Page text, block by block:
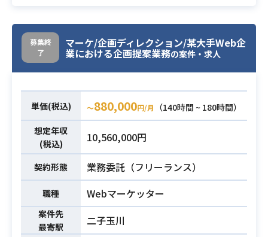
して円滑なコミュニケーションをと
・ステークホルダー間の協⼒を容易
にするプロセス改善、作成を⾏う。
・ ⾮プロジェクトマネージャーに対
る。
・3年以上のプロジェクトマネージメ
ント経験
・上位層マネージャー、プロダクト
マネージャー、エンジニア、QAなど
の様々なステークホルダーと共同で
きる強⼒なコミュニケーション能⼒
め、レポートを作成できる能⼒ (Micr
業務内容
アジャイル開発を進めているプロ
ジェクトにおいて、主にフロントエ
ンド領域の開発をご担当頂きます。
TypeScript、Flutter
【PJ管理・ツール】GitLab、Jira、C
必須スキル
・Flutterによる開発経験2年以上あ
る方
・アジャイル開発やペアプロ、モブ
プロによるチーム開発に抵抗がない
・アプリケーション開発 (WEB・ス
募集終
了
マーケ/企画ディレクション/某大手Web企
業における企画提案業務の案件・求人
単価(税込) 〜880,000円/月
（140時間 ~ 180時間）
想定年収
(税込)
10,560,000円
契約形態 業務委託（フリーランス）
職種 Webマーケッター
案件先
最寄駅
二子玉川